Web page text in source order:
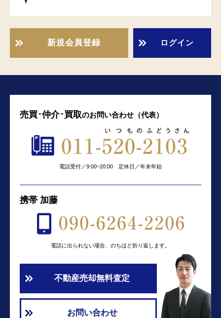
新規会員登録 ログイン
売買･仲介･買取のお問い合わせ（代表）
電話受付／9:00~20:00 定休日／年末年始
携帯 加藤
電話に出られない場合、のちほど折り返します。
不動産売却無料査定
お問い合わせ